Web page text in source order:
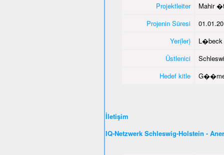
Projektleiter
Mahir
Projenin Süresi
Yer(ler)
Üstlenici
Hedef kitle
İletişim
IQ-Netzwerk Schleswig-Holstein -